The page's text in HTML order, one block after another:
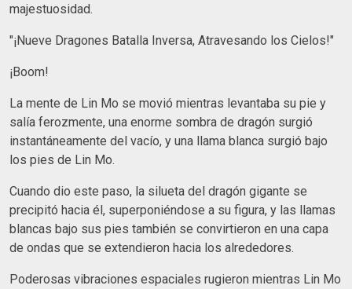
majestuosidad.
"¡Nueve Dragones Batalla Inversa, Atravesando los Cielos!"
¡Boom!
La mente de Lin Mo se movió mientras levantaba su pie y
salía ferozmente, una enorme sombra de dragón surgió
instantáneamente del vacío, y una llama blanca surgió bajo
los pies de Lin Mo.
Cuando dio este paso, la silueta del dragón gigante se
precipitó hacia él, superponiéndose a su figura, y las llamas
blancas bajo sus pies también se convirtieron en una capa
de ondas que se extendieron hacia los alrededores.
Poderosas vibraciones espaciales rugieron mientras Lin Mo